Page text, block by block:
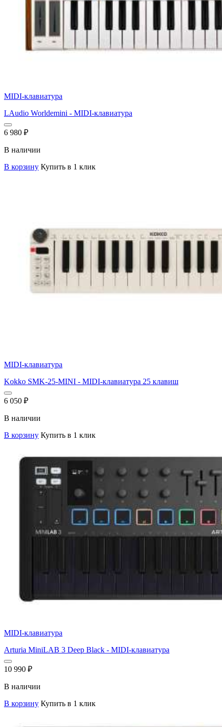
MIDI-клавиатура
LAudio Worldemini - MIDI-клавиатура
6 980 ₽
В наличии
В корзину Купить в 1 клик
MIDI-клавиатура
Kokko SMK-25-MINI - MIDI-клавиатура 25 клавиш
6 050 ₽
В наличии
В корзину Купить в 1 клик
MIDI-клавиатура
Arturia MiniLAB 3 Deep Black - MIDI-клавиатура
10 990 ₽
В наличии
В корзину Купить в 1 клик